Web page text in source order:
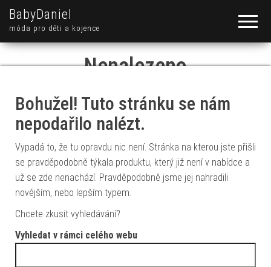
BabyDaniel
móda pro děti a kojence
Nenalezeno
Bohužel! Tuto stránku se nám
nepodařilo nalézt.
Vypadá to, že tu opravdu nic není. Stránka na kterou jste přišli
se pravděpodobně týkala produktu, který již není v nabídce a
už se zde nenachází. Pravděpodobně jsme jej nahradili
novějším, nebo lepším typem.
Chcete zkusit vyhledávání?
Vyhledat v rámci celého webu